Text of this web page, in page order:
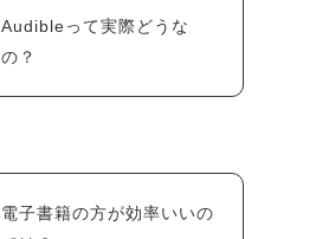
Audibleって実際どうな
の？
電子書籍の方が効率いいの